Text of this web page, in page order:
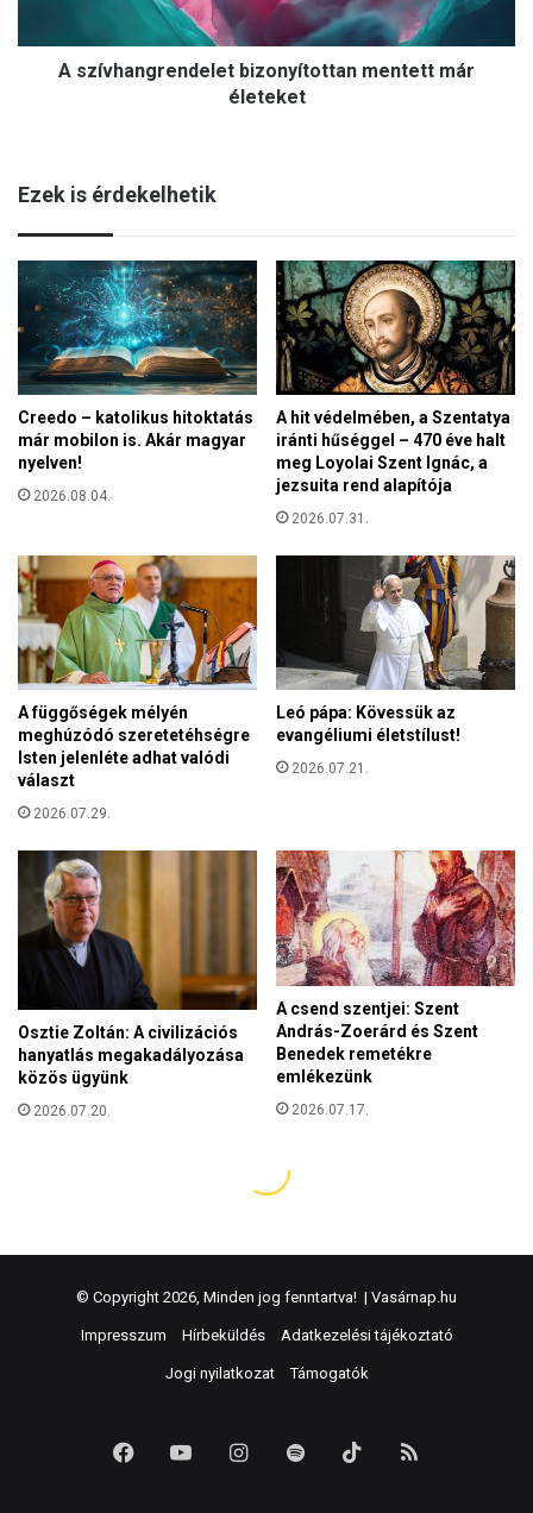
© Copyright 2026, Minden jog fenntartva! | Vasárnap.hu
Impresszum Hírbeküldés Adatkezelési tájékoztató
Jogi nyilatkozat Támogatók
FacebookYouTubeInstagram
Spotify TikTok